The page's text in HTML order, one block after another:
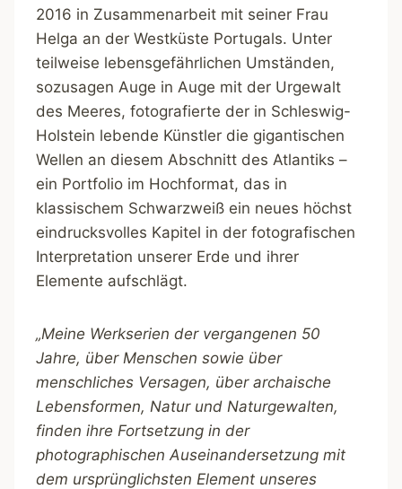
2016 in Zusammenarbeit mit seiner Frau
Helga an der Westküste Portugals. Unter
teilweise lebensgefährlichen Umständen,
sozusagen Auge in Auge mit der Urgewalt
des Meeres, fotografierte der in Schleswig-
Holstein lebende Künstler die gigantischen
Wellen an diesem Abschnitt des Atlantiks –
ein Portfolio im Hochformat, das in
klassischem Schwarzweiß ein neues höchst
eindrucksvolles Kapitel in der fotografischen
Interpretation unserer Erde und ihrer
Elemente aufschlägt.
„Meine Werkserien der vergangenen 50
Jahre, über Menschen sowie über
menschliches Versagen, über archaische
Lebensformen, Natur und Naturgewalten,
finden ihre Fortsetzung in der
photographischen Auseinandersetzung mit
dem ursprünglichsten Element unseres